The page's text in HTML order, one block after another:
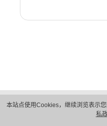
本站点使用Cookies，继续浏览表示
私
隐私